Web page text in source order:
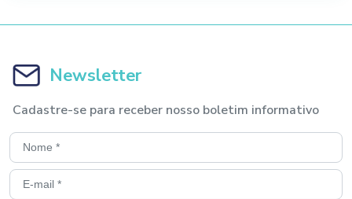
Newsletter
Cadastre-se para receber nosso boletim informativo